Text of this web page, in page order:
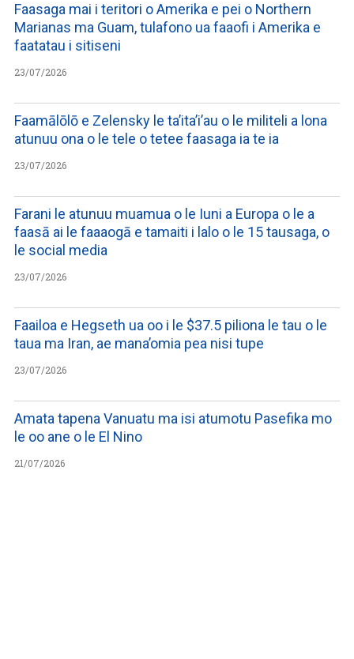
Faasaga mai i teritori o Amerika e pei o Northern
Marianas ma Guam, tulafono ua faaofi i Amerika e
faatatau i sitiseni
23/07/2026
Faamālōlō e Zelensky le ta’ita’i’au o le militeli a lona
atunuu ona o le tele o tetee faasaga ia te ia
23/07/2026
Farani le atunuu muamua o le Iuni a Europa o le a
faasā ai le faaaogā e tamaiti i lalo o le 15 tausaga, o
le social media
23/07/2026
Faailoa e Hegseth ua oo i le $37.5 piliona le tau o le
taua ma Iran, ae mana’omia pea nisi tupe
23/07/2026
Amata tapena Vanuatu ma isi atumotu Pasefika mo
le oo ane o le El Nino
21/07/2026